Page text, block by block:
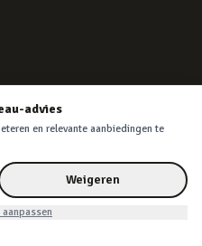
advies
en relevante aanbiedingen te
Weigeren